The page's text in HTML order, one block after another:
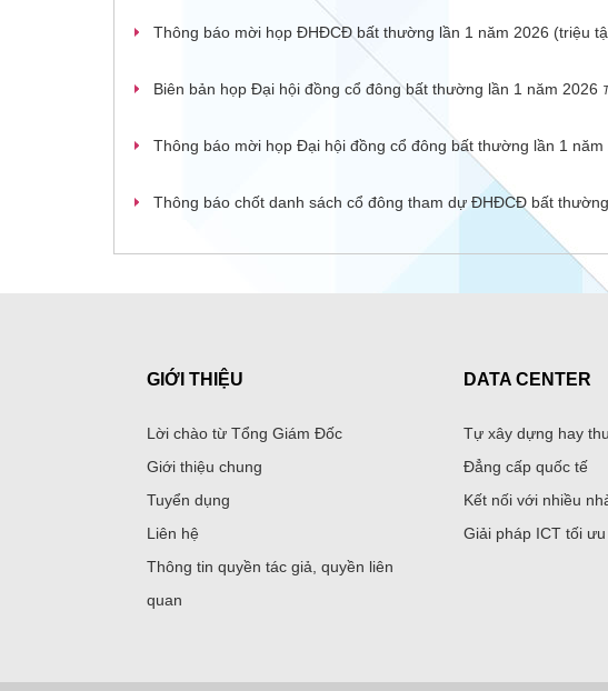
Thông báo mời họp ĐHĐCĐ bất thường lần 1 năm 2026 (triệu
Biên bản họp Đại hội đồng cổ đông bất thường lần 1 năm 2026
Thông báo mời họp Đại hội đồng cổ đông bất thường lần 1 năm
Thông báo chốt danh sách cổ đông tham dự ĐHĐCĐ bất
GIỚI THIỆU
Lời chào từ Tổng Giám Đốc
Giới thiệu chung
Tuyển dụng
Liên hệ
Thông tin quyền tác giả, quyền liên
quan
DATA CENTER
Tự xây dựng hay
Đẳng cấp quốc tế
Kết nối với nhiều
Giải pháp ICT tối ưu